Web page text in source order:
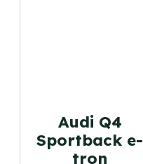
Audi Q4
Sportback e-
tron